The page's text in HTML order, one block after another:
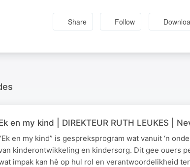
Share Follow
en my kind | DIREKTEUR RUTH LEUKES |
en my kind” is gespreksprogram wat vanuit ‘n
kinderontwikkeling en kindersorg. Dit gee ouers
impak kan hê op hul rol en verantwoordelikheid